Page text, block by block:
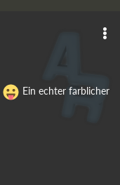
Ein echter farblicher